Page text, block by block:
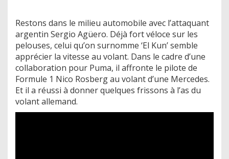
Restons dans le milieu automobile avec l’attaquant
argentin Sergio Agüero. Déjà fort véloce sur les
pelouses, celui qu’on surnomme ‘El Kun’ semble
apprécier la vitesse au volant. Dans le cadre d’une
collaboration pour Puma, il affronte le pilote de
Formule 1 Nico Rosberg au volant d’une Mercedes.
Et il a réussi à donner quelques frissons à l’as du
volant allemand.